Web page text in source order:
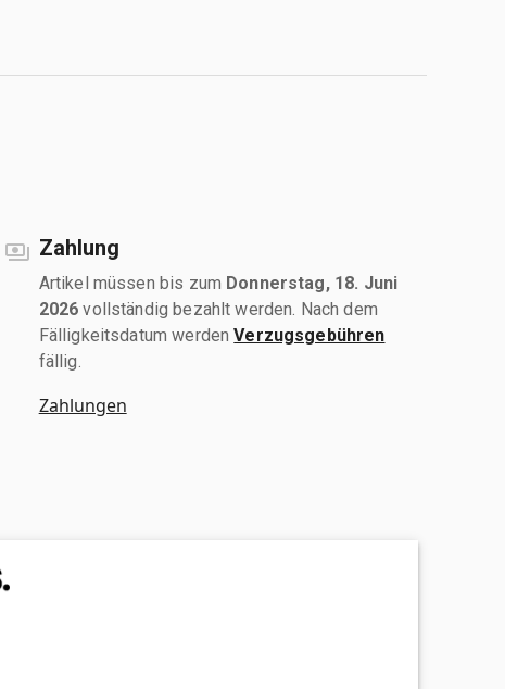
Zahlung
Artikel müssen bis zum Donnerstag, 18. Juni
2026 vollständig bezahlt werden. Nach dem
Fälligkeitsdatum werdenVerzugsgebühren
fällig.
Zahlungen